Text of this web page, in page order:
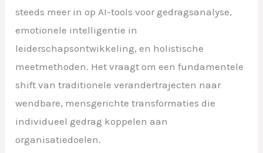
steeds meer in op AI-tools voor gedragsanalyse,
emotionele intelligentie in
leiderschapsontwikkeling, en holistische
meetmethoden. Het vraagt om een fundamentele
shift van traditionele verandertrajecten naar
wendbare, mensgerichte transformaties die
individueel gedrag koppelen aan
organisatiedoelen.